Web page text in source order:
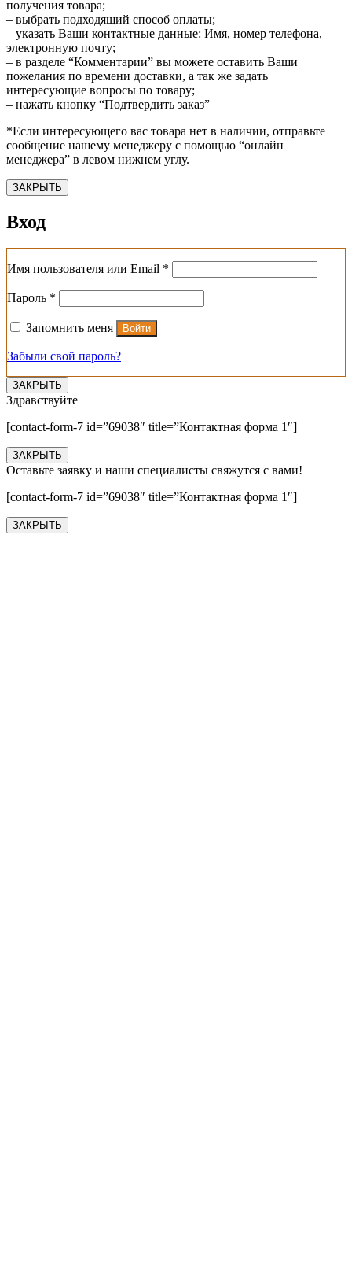
получения товара;
– выбрать подходящий способ оплаты;
– указать Ваши контактные данные: Имя, номер телефона,
электронную почту;
– в разделе “Комментарии” вы можете оставить Ваши
пожелания по времени доставки, а так же задать
интересующие вопросы по товару;
– нажать кнопку “Подтвердить заказ”
*Если интересующего вас товара нет в наличии, отправьте
сообщение нашему менеджеру с помощью “онлайн
менеджера” в левом нижнем углу.
ЗАКРЫТЬ
Вход
Имя пользователя или Email *
Пароль *
Запомнить меня Войти
Забыли свой пароль?
ЗАКРЫТЬ
Здравствуйте
[contact-form-7 id=”69038″ title=”Контактная форма 1″]
ЗАКРЫТЬ
Оставьте заявку и наши специалисты свяжутся с вами!
[contact-form-7 id=”69038″ title=”Контактная форма 1″]
ЗАКРЫТЬ